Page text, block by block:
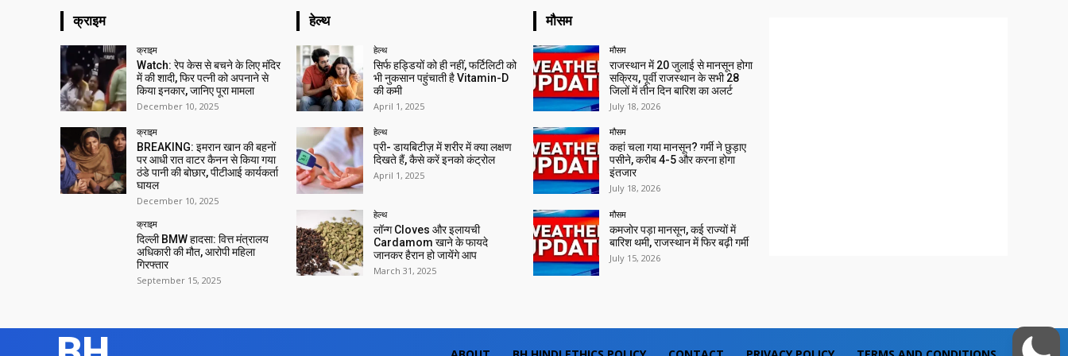
क्राइम
क्राइम
Watch: रेप केस से बचने के लिए मंदिर
में की शादी, फिर पत्नी को अपनाने से
किया इनकार, जानिए पूरा मामला
December 10, 2025
क्राइम
BREAKING: इमरान खान की बहनों
पर आधी रात वाटर कैनन से किया गया
ठंडे पानी की बोछार, पीटीआई कार्यकर्ता
घायल
December 10, 2025
क्राइम
दिल्ली BMW हादसा: वित्त मंत्रालय
अधिकारी की मौत, आरोपी महिला
गिरफ्तार
September 15, 2025
हेल्थ
हेल्थ
सिर्फ हड्डियों को ही नहीं, फर्टिलिटी को
भी नुकसान पहुंचाती है Vitamin-D
की कमी
April 1, 2025
हेल्थ
प्री- डायबिटीज़ में शरीर में क्या लक्षण
दिखते हैं, कैसे करें इनको कंट्रोल
April 1, 2025
हेल्थ
लॉन्ग Cloves और इलायची
Cardamom खाने के फायदे
जानकर हैरान हो जायेंगे आप
March 31, 2025
मौसम
मौसम
राजस्थान में 20 जुलाई से मानसून होगा
सक्रिय, पूर्वी राजस्थान के सभी 28
जिलों में तीन दिन बारिश का अलर्ट
July 18, 2026
मौसम
कहां चला गया मानसून? गर्मी ने छुड़ाए
पसीने, करीब 4-5 और करना होगा
इंतजार
July 18, 2026
मौसम
कमजोर पड़ा मानसून, कई राज्यों में
बारिश थमी, राजस्थान में फिर बढ़ी गर्मी
July 15, 2026